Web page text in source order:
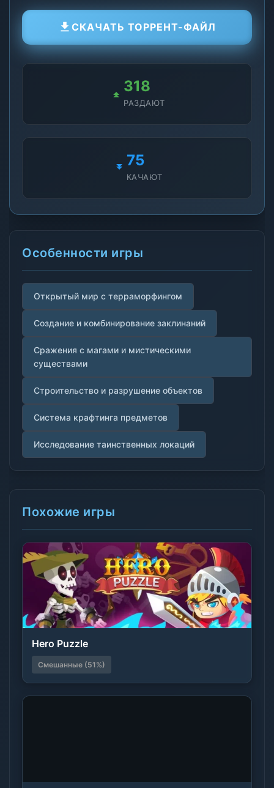
СКАЧАТЬ ТОРРЕНТ-ФАЙЛ
326
РАЗДАЮТ
77
КАЧАЮТ
Особенности игры
Открытый мир с терраморфингом
Создание и комбинирование заклинаний
Сражения с магами и мистическими
существами
Строительство и разрушение объектов
Система крафтинга предметов
Исследование таинственных локаций
Похожие игры
Hero Puzzle
Смешанные (51%)